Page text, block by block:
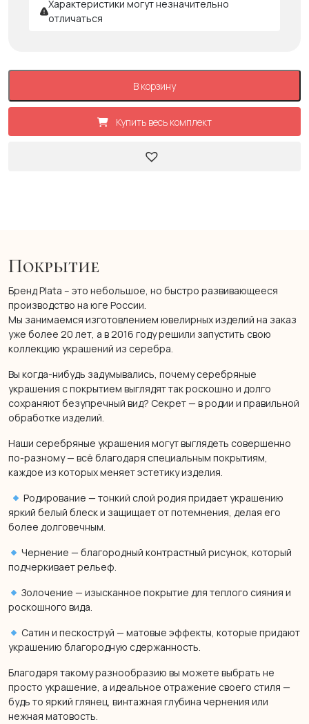
Характеристики могут незначительно
отличаться
В корзину
Купить весь комплект
Покрытие
Бренд Plata – это небольшое, но быстро развивающееся
производство на юге России.
Мы занимаемся изготовлением ювелирных изделий на заказ
уже более 20 лет, а в 2016 году решили запустить свою
коллекцию украшений из серебра.
Вы когда-нибудь задумывались, почему серебряные
украшения с покрытием выглядят так роскошно и долго
сохраняют безупречный вид? Секрет — в родии и правильной
обработке изделий.
Наши серебряные украшения могут выглядеть совершенно
по-разному — всё благодаря специальным покрытиям,
каждое из которых меняет эстетику изделия.
Родирование — тонкий слой родия придает украшению
яркий белый блеск и защищает от потемнения, делая его
более долговечным.
Чернение — благородный контрастный рисунок, который
подчеркивает рельеф.
Золочение — изысканное покрытие для теплого сияния и
роскошного вида.
Сатин и пескоструй — матовые эффекты, которые придают
украшению благородную сдержанность.
Благодаря такому разнообразию вы можете выбрать не
просто украшение, а идеальное отражение своего стиля —
будь то яркий глянец, винтажная глубина чернения или
нежная матовость.